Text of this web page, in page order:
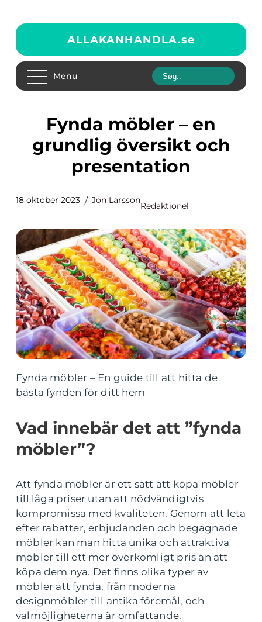
ALLAKANHANDLA.se
Menu
Fynda möbler – en
grundlig översikt och
presentation
18 oktober 2023 Jon Larsson
Redaktionel
Fynda möbler – En guide till att hitta de
bästa fynden för ditt hem
Vad innebär det att ”fynda
möbler”?
Att fynda möbler är ett sätt att köpa möbler
till låga priser utan att nödvändigtvis
kompromissa med kvaliteten. Genom att leta
efter rabatter, erbjudanden och begagnade
möbler kan man hitta unika och attraktiva
möbler till ett mer överkomligt pris än att
köpa dem nya. Det finns olika typer av
möbler att fynda, från moderna
designmöbler till antika föremål, och
valmöjligheterna är omfattande.